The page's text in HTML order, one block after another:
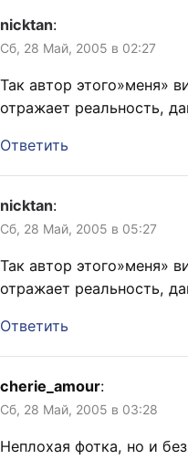
nicktan:
Сб, 28 Май, 2005 в 02:27
Так автор этого»меня»
отражает реальность,
Ответить
nicktan:
Сб, 28 Май, 2005 в 05:27
Так автор этого»меня»
отражает реальность,
Ответить
cherie_amour:
Сб, 28 Май, 2005 в 03:28
Неплохая фотка, но и